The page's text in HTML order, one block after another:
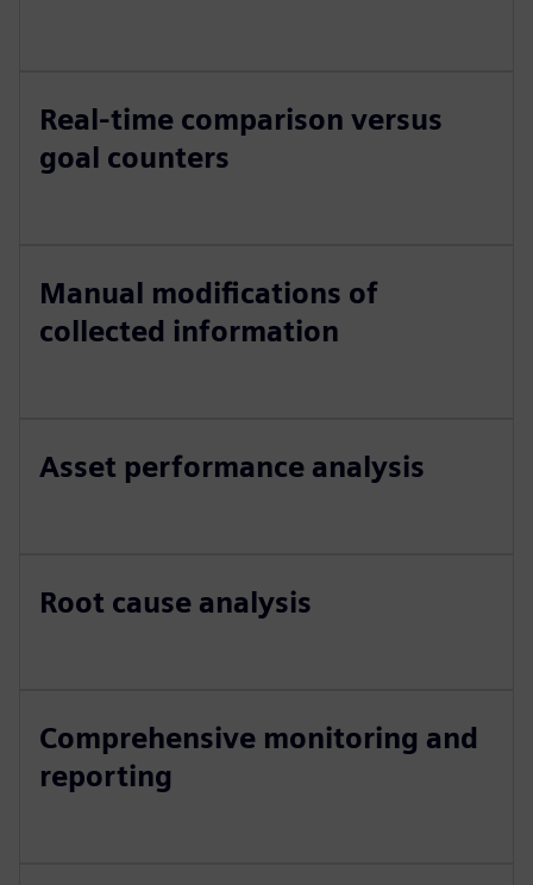
Real-time comparison versus
goal counters
Manual modifications of
collected information
Asset performance analysis
Root cause analysis
Comprehensive monitoring and
reporting